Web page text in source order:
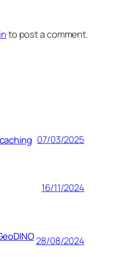
to post a comment.
07/03/2025
16/11/2024
28/08/2024